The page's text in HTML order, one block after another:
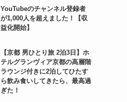
YouTubeのチャンネル登録者
が1,000人を超えました！【収
益化開始】
【京都 男ひとり旅 2泊3日】ホ
テルグランヴィア京都の高層階
ラウンジ付きに2泊してひたす
ら飲み食いしてきたら、最高過
ぎた！